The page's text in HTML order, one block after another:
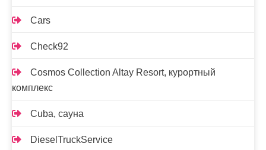
Cars
Check92
Cosmos Collection Altay Resort, курортный
комплекс
Cuba, сауна
DieselTruckService